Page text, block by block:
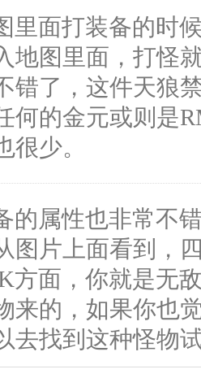
里面打装备的时
地图里面，打怪
错了，这件天狼
何的金元或则是
很少。
的属性也非常不
图片上面看到，
方面，你就是无
来的，如果你也
去找到这种怪物